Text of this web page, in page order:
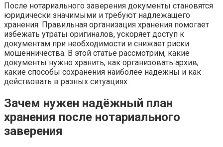
После нотариального заверения документы становятся
юридически значимыми и требуют надлежащего
хранения. Правильная организация хранения помогает
избежать утраты оригиналов, ускоряет доступ к
документам при необходимости и снижает риски
мошенничества. В этой статье рассмотрим, какие
документы нужно хранить, как организовать архив,
какие способы сохранения наиболее надёжны и как
действовать в разных ситуациях.
Зачем нужен надёжный план
хранения после нотариального
заверения